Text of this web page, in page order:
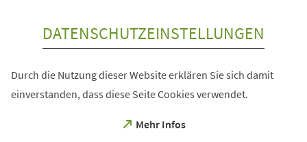
DATENSCHUTZEINSTELLUNGEN
Durch die Nutzung dieser Website erklären Sie sich damit
einverstanden, dass diese Seite Cookies verwendet.
Mehr Infos
(Öffnet